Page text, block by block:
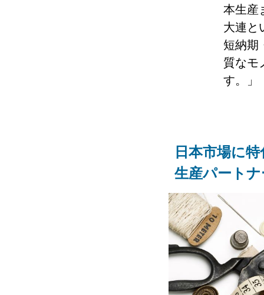
本生産
大連と
短納期
質なモ
す。」
日本市場に
生産パート